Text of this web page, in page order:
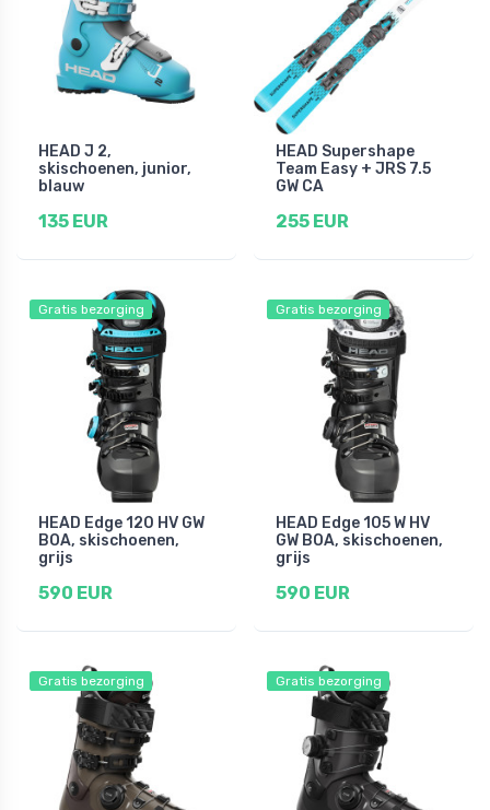
HEAD J 2,
skischoenen, junior,
blauw
135 EUR
HEAD Supershape
Team Easy + JRS 7.5
GW CA
255 EUR
Gratis bezorging
HEAD Edge 120 HV GW
BOA, skischoenen,
grijs
590 EUR
Gratis bezorging
HEAD Edge 105 W HV
GW BOA, skischoenen,
grijs
590 EUR
Gratis bezorging Gratis bezorging